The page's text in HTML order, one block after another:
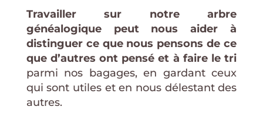
Travailler sur notre arbre
généalogique peut nous aider à
distinguer ce que nous pensons de ce
que d’autres ont pensé et à faire le tri
parmi nos bagages, en gardant ceux
qui sont utiles et en nous délestant des
autres.